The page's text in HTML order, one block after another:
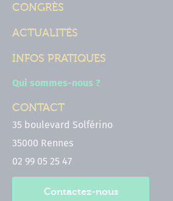
CONGRÈS
ACTUALITÉS
INFOS PRATIQUES
Qui sommes-nous ?
CONTACT
35 boulevard Solférino
35000 Rennes
02 99 05 25 47
Contactez-nous